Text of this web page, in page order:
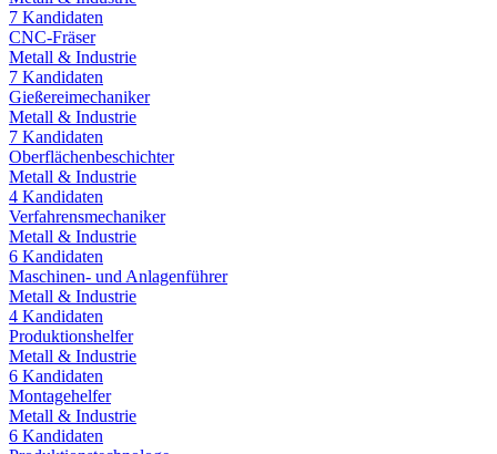
7 Kandidaten
CNC-Fräser
Metall & Industrie
7 Kandidaten
Gießereimechaniker
Metall & Industrie
7 Kandidaten
Oberflächenbeschichter
Metall & Industrie
4 Kandidaten
Verfahrensmechaniker
Metall & Industrie
6 Kandidaten
Maschinen- und Anlagenführer
Metall & Industrie
4 Kandidaten
Produktionshelfer
Metall & Industrie
6 Kandidaten
Montagehelfer
Metall & Industrie
6 Kandidaten